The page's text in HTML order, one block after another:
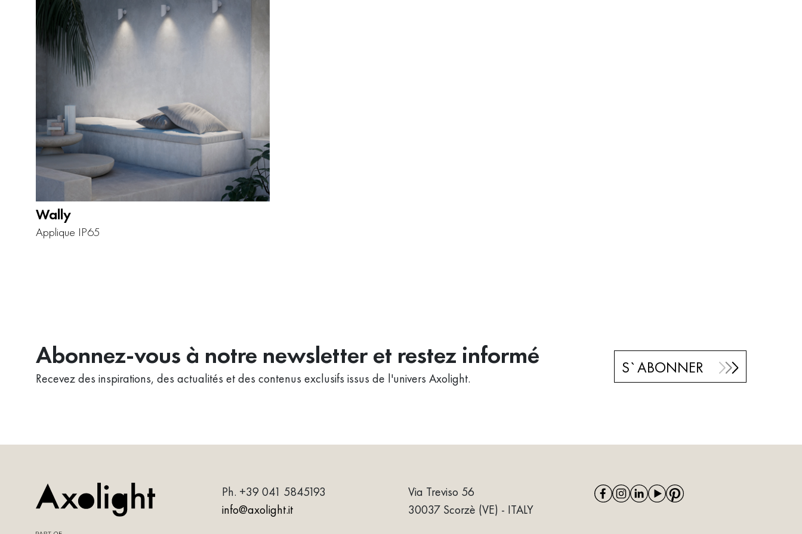
Wally
Applique IP65
Abonnez-vous à notre newsletter et restez informé
Recevez des inspirations, des actualités et des contenus exclusifs issus de l'univers Axolight.
S`ABONNER
Ph. +39 041 5845193
info@axolight.it
Via Treviso 56
30037 Scorzè (VE) - ITALY